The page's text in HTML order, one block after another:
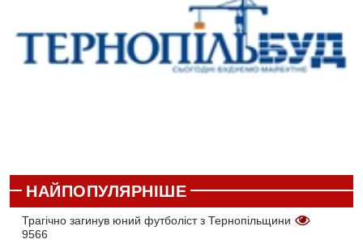
НАЙПОПУЛЯРНІШЕ
Трагічно загинув юний футболіст з Тернопільщини
9566